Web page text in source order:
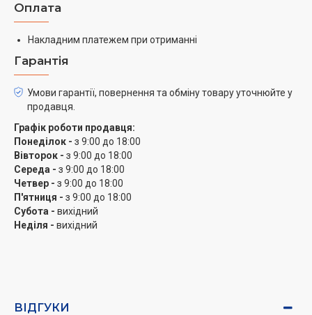
Оплата
Накладним платежем при отриманні
Гарантія
Умови гарантії, повернення та обміну товару уточнюйте у
продавця.
Графік роботи продавця:
Понеділок - з 9:00 до 18:00
Вівторок - з 9:00 до 18:00
Середа - з 9:00 до 18:00
Четвер - з 9:00 до 18:00
П'ятниця - з 9:00 до 18:00
Субота - вихідний
Неділя - вихідний
ВІДГУКИ